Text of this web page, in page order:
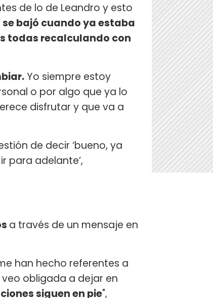
de lo de Leandro y esto
se bajó cuando ya estaba
todas recalculando con
Yo siempre estoy
o por algo que ya lo
disfrutar y que va a
de decir ‘bueno, ya
para adelante’,
a través de un mensaje en
han hecho referentes a
veo obligada a dejar en
siguen en pie",